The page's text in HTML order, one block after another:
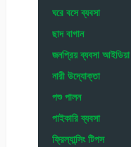
ঘরে বসে ব্যবসা
ছাদ বাগান
জনপ্রিয় ব্যবসা আইডিয়া
নারী উদ্যোক্তা
পশু পালন
পাইকারি ব্যবসা
ফ্রিল্যান্সিং টিপস